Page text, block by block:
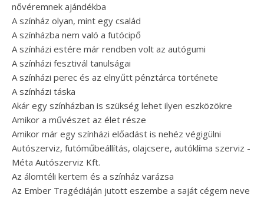
nővéremnek ajándékba
A színház olyan, mint egy család
A színházba nem való a futócipő
A színházi estére már rendben volt az autógumi
A színházi fesztivál tanulságai
A színházi perec és az elnyűtt pénztárca története
A színházi táska
Akár egy színházban is szükség lehet ilyen eszközökre
Amikor a művészet az élet része
Amikor már egy színházi előadást is nehéz végigülni
Autószerviz, futóműbeállítás, olajcsere, autóklíma szerviz -
Méta Autószerviz Kft.
Az álomtéli kertem és a színház varázsa
Az Ember Tragédiáján jutott eszembe a saját cégem neve